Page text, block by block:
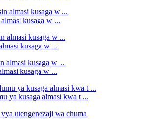
kusaga w ...
kusaga w ...
kusaga w ...
ya kusaga almasi kwa t ...